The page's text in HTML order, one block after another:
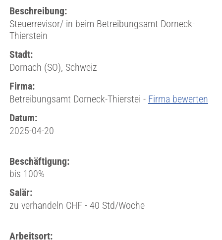
Beschreibung:
Steuerrevisor/-in beim Betreibungsamt Dorneck-
Thierstein
Stadt:
Dornach (SO), Schweiz
Firma:
Betreibungsamt Dorneck-Thierstei - Firma bewerten
Datum:
2025-04-20
Beschäftigung:
bis 100%
Salär:
zu verhandeln CHF - 40 Std/Woche
Arbeitsort: